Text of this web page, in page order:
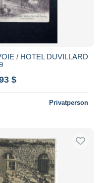
/ HOTEL DUVILLARD
$
Privatperson